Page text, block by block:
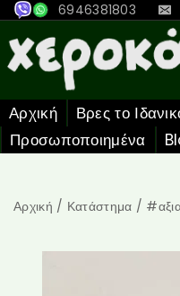
6946381803
Αρχική Βρες το
Προσωποποιημένα
Αρχική / Κατάστημα /